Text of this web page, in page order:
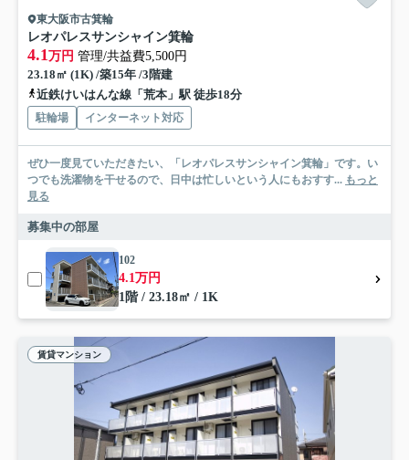
東大阪市古箕輪
レオパレスサンシャイン箕輪
4.1 万円 管理/共益費5,500円
23.18㎡ (1K) /築15年 /3階建
近鉄けいはんな線「荒本」駅 徒歩18分
駐輪場 インターネット対応
ぜひ一度見ていただきたい、「レオパレスサンシャイン箕輪」です。い
つでも洗濯物を干せるので、日中は忙しいという人にもおすす... もっと
見る
募集中の部屋
102
4.1万円
1階 / 23.18㎡ / 1K
賃貸マンション